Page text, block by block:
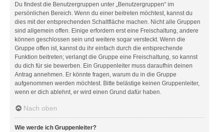
Du findest die Benutzergruppen unter „Benutzergruppen“ im
persönlichen Bereich. Wenn du einer beitreten möchtest, kannst du
dies mit der entsprechenden Schaltfläche machen. Nicht alle Gruppen
sind allgemein offen. Einige erfordern erst eine Freischaltung, andere
können geschlossen sein und weitere sogar versteckt. Wenn die
Gruppe offen ist, kannst du ihr einfach durch die entsprechende
Funktion beitreten; verlangt die Gruppe eine Freischaltung, so kannst
du dich für sie bewerben. Ein Gruppenleiter muss daraufhin deinen
Antrag annehmen. Er könnte fragen, warum du in die Gruppe
aufgenommen werden möchtest. Bitte belästige keinen Gruppenleiter,
wenn er dich ablehnt, er wird einen Grund dafür haben.
Nach oben
Wie werde ich Gruppenleiter?